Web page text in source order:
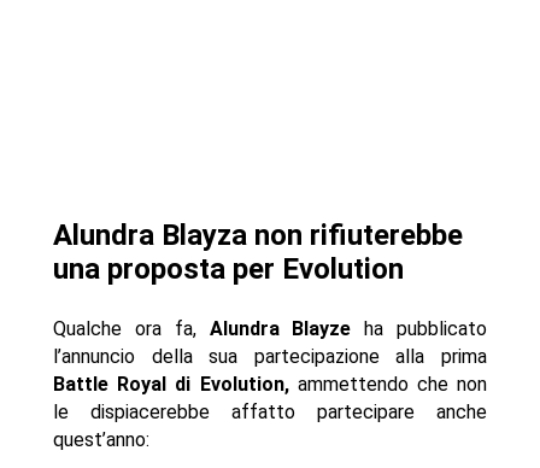
Alundra Blayza non rifiuterebbe
una proposta per Evolution
Qualche ora fa, Alundra Blayze ha pubblicato
l’annuncio della sua partecipazione alla prima
Battle Royal di Evolution,ammettendo che non
le dispiacerebbe affatto partecipare anche
quest’anno: